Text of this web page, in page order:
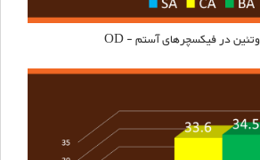
در فیکسچرهایآستم- OD